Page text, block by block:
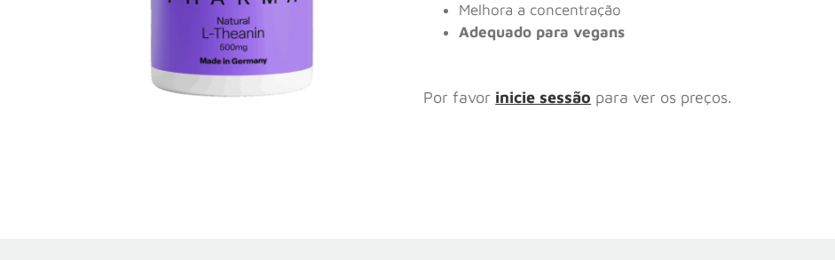
Melhora a concentração
Adequado para vegans
Por favor inicie sessão para ver os preços.